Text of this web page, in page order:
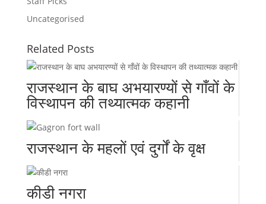
Uncategorised
Related Posts
राजस्थान के बाघ अभयारण्यों से गाँवों के
विस्थापन की तथ्यात्मक कहानी
राजस्थान के महलों एवं दुर्गों के वृक्ष
कीडी नगरा